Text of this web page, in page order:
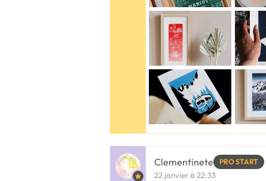
Clementinete PRO START
22 janvier à 22:33